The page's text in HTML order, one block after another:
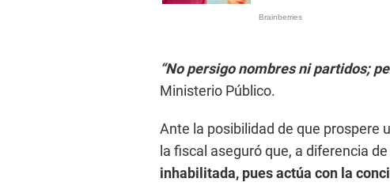
“No persigo nombres ni partidos;
Ministerio Público.
Ante la posibilidad de que prospere
la fiscal aseguró que, a diferencia
inhabilitada, pues actúa con la